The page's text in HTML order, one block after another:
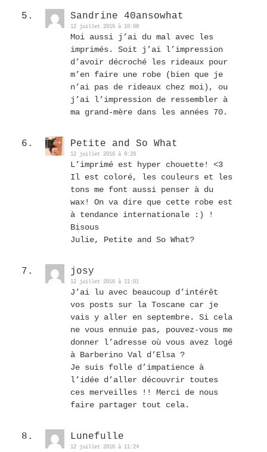
Sandrine 40ansowhat
12 juillet 2016 à 10:08
Moi aussi j’ai du mal avec les
imprimés. Soit j’ai l’impression
d’avoir décroché les rideaux pour
m’en faire une robe (bien que je
n’ai pas de rideaux chez moi), ou
j’ai l’impression de ressembler à
ma grand-mère dans les années 70.
Petite and So What
12 juillet 2016 à 9:28
L’imprimé est hyper chouette! <3
Il est coloré, les couleurs et les
tons me font aussi penser à du
wax! On va dire que cette robe est
à tendance internationale :) !
Bisous
Julie, Petite and So What?
josy
12 juillet 2016 à 11:01
J’ai lu avec beaucoup d’intérêt
vos posts sur la Toscane car je
vais y aller en septembre. Si cela
ne vous ennuie pas, pouvez-vous me
donner l’adresse où vous avez logé
à Barberino Val d’Elsa ?
Je suis folle d’impatience à
l’idée d’aller découvrir toutes
ces merveilles !! Merci de nous
faire partager tout cela.
Lunefulle
12 juillet 2016 à 11:24